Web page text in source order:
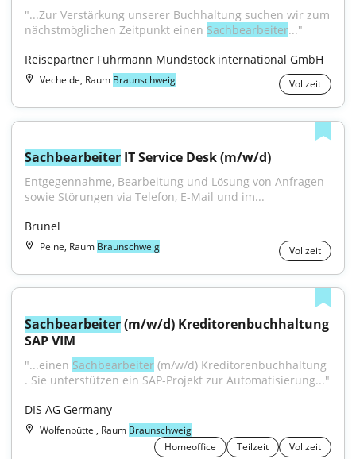
"...Zur Verstärkung unserer Buchhaltung suchen wir zum
nächstmöglichen Zeitpunkt einen Sachbearbeiter..."
Reisepartner Fuhrmann Mundstock international GmbH
Vechelde, Raum Braunschweig Vollzeit
Sachbearbeiter IT Service Desk (m/w/d)
Entgegennahme, Bearbeitung und Lösung von Anfragen
sowie Störungen via Telefon, E-Mail und im...
Brunel
Peine, Raum Braunschweig Vollzeit
Sachbearbeiter (m/w/d) Kreditorenbuchhaltung
SAP VIM
"...einen Sachbearbeiter (m/w/d) Kreditorenbuchhaltung
. Sie unterstützen ein SAP-Projekt zur Automatisierung..."
DIS AG Germany
Wolfenbüttel, Raum Braunschweig
Homeoffice
Teilzeit Vollzeit